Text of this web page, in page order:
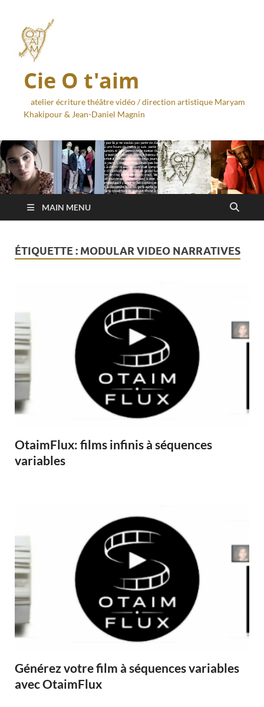
Cie O t'aim
atelier écriture théâtre vidéo / direction artistique Maryam
Khakipour & Jean-Daniel Magnin
MAIN MENU
ÉTIQUETTE : MODULAR VIDEO NARRATIVES
OtaimFlux: films infinis à séquences
variables
Générez votre film à séquences variables
avec OtaimFlux